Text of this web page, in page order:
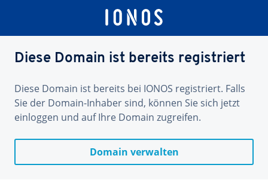
Diese Domain ist bereits registriert
Diese Domain ist bereits bei IONOS registriert. Falls
Sie der Domain-Inhaber sind, können Sie sich jetzt
einloggen und auf Ihre Domain zugreifen.
Domain verwalten